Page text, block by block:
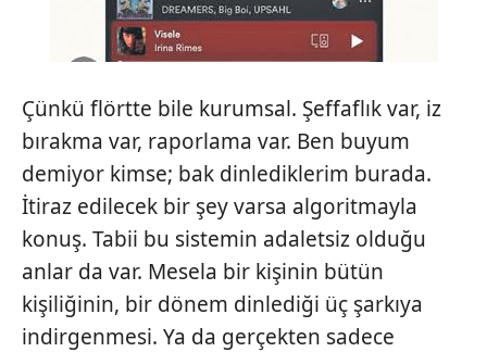
Çünkü flörtte bile kurumsal. Şeffaflık var, iz
bırakma var, raporlama var. Ben buyum
demiyor kimse; bak dinlediklerim burada.
İtiraz edilecek bir şey varsa algoritmayla
konuş. Tabii bu sistemin adaletsiz olduğu
anlar da var. Mesela bir kişinin bütün
kişiliğinin, bir dönem dinlediği üç şarkıya
indirgenmesi. Ya da gerçekten sadece